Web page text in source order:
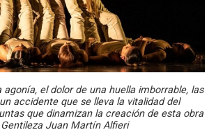
agonía, el dolor de una huella imborrable, las
accidente que se lleva la vitalidad del
que dinamizan la creación de esta obra
Juan Martín Alfieri